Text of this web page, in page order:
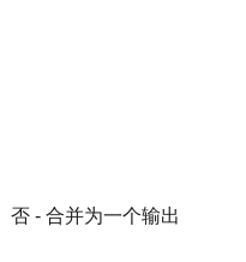
否 - 合并为一个输出